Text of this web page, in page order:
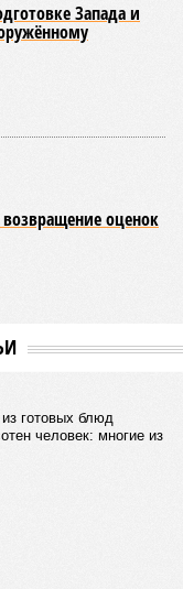
Запада и
оценок
готовых блюд
человек: многие из